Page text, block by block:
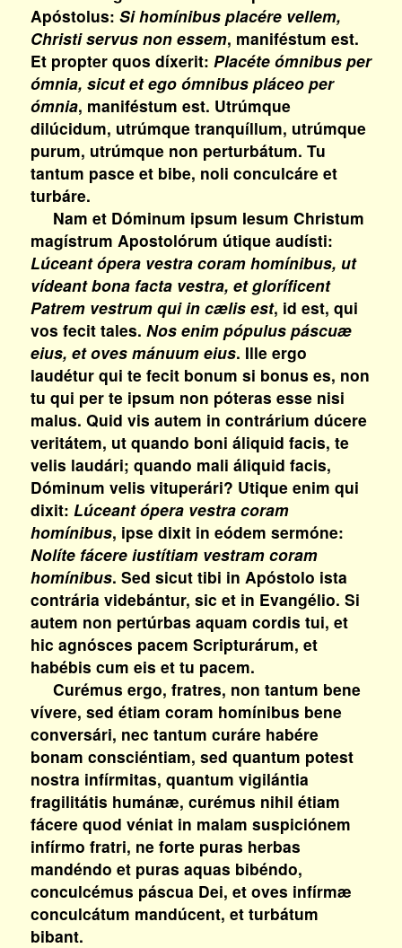
Apóstolus: Si homínibus placére vellem,
Christi servus non essem, maniféstum est.
Et propter quos díxerit: Placéte ómnibus per
ómnia, sicut et ego ómnibus pláceo per
ómnia, maniféstum est. Utrúmque
dilúcidum, utrúmque tranquíllum, utrúmque
purum, utrúmque non perturbátum. Tu
tantum pasce et bibe, noli conculcáre et
turbáre.
Nam et Dóminum ipsum Iesum Christum
magístrum Apostolórum útique audísti:
Lúceant ópera vestra coram homínibus, ut
vídeant bona facta vestra, et gloríficent
Patrem vestrum qui in cælis est, id est, qui
vos fecit tales. Nos enim pópulus páscuæ
eius, et oves mánuum eius. Ille ergo
laudétur qui te fecit bonum si bonus es, non
tu qui per te ipsum non póteras esse nisi
malus. Quid vis autem in contrárium dúcere
veritátem, ut quando boni áliquid facis, te
velis laudári; quando mali áliquid facis,
Dóminum velis vituperári? Utique enim qui
dixit: Lúceant ópera vestra coram
homínibus, ipse dixit in eódem sermóne:
Nolíte fácere iustítiam vestram coram
homínibus. Sed sicut tibi in Apóstolo ista
contrária videbántur, sic et in Evangélio. Si
autem non pertúrbas aquam cordis tui, et
hic agnósces pacem Scripturárum, et
habébis cum eis et tu pacem.
Curémus ergo, fratres, non tantum bene
vívere, sed étiam coram homínibus bene
conversári, nec tantum curáre habére
bonam consciéntiam, sed quantum potest
nostra infírmitas, quantum vigilántia
fragilitátis humánæ, curémus nihil étiam
fácere quod véniat in malam suspiciónem
infírmo fratri, ne forte puras herbas
mandéndo et puras aquas bibéndo,
conculcémus páscua Dei, et oves infírmæ
conculcátum mandúcent, et turbátum
bibant.